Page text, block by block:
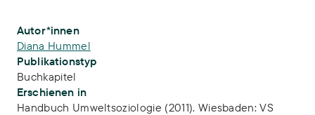
Publikations-Infos
Autor*innen
Diana Hummel
Publikationstyp
Buchkapitel
Erschienen in
Handbuch Umweltsoziologie (2011). Wiesbaden: VS